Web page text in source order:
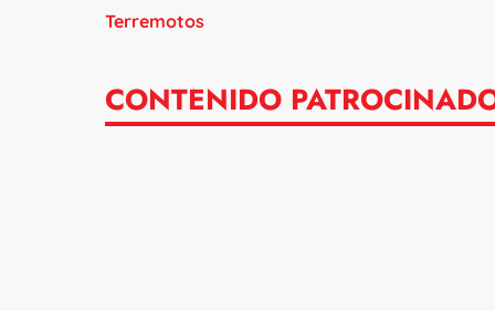
Terremotos
CONTENIDO